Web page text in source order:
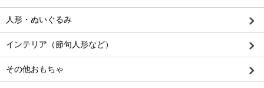
人形・ぬいぐるみ
インテリア（節句人形など）
その他おもちゃ